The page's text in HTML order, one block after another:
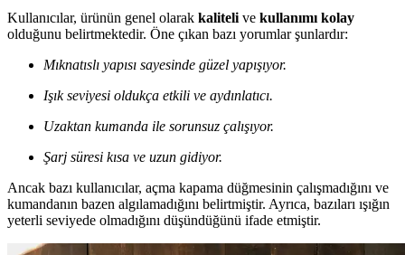
Kullanıcılar, ürünün genel olarak kaliteli ve kullanımı kolay
olduğunu belirtmektedir. Öne çıkan bazı yorumlar şunlardır:
Mıknatıslı yapısı sayesinde güzel yapışıyor.
Işık seviyesi oldukça etkili ve aydınlatıcı.
Uzaktan kumanda ile sorunsuz çalışıyor.
Şarj süresi kısa ve uzun gidiyor.
Ancak bazı kullanıcılar, açma kapama düğmesinin çalışmadığını ve
kumandanın bazen algılamadığını belirtmiştir. Ayrıca, bazıları ışığın
yeterli seviyede olmadığını düşündüğünü ifade etmiştir.